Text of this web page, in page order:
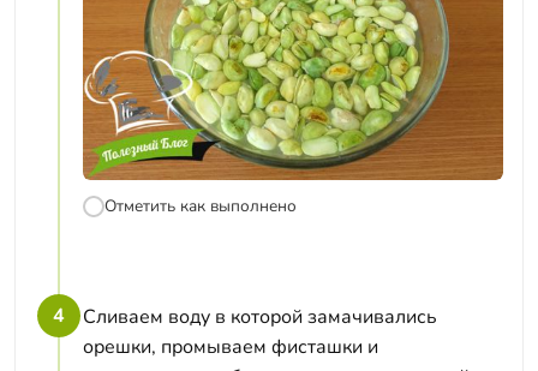
Отметить как выполнено
4
Сливаем воду в которой замачивались
орешки, промываем фисташки и